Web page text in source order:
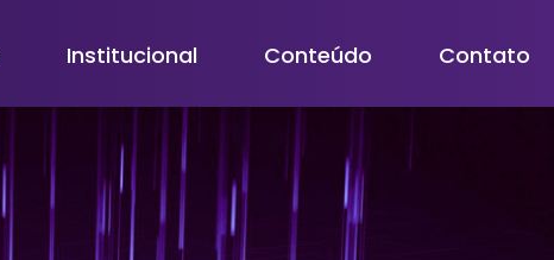
Institucional Conteúdo Contato